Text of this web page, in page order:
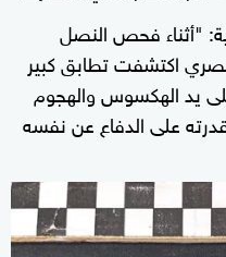
"أثناء فحص النصل
اكتشفت تطابق كبير
يد الهكسوس والهجوم
على الدفاع عن نفسه